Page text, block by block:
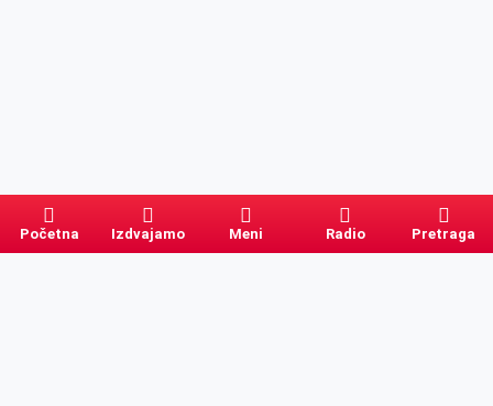
Početna Izdvajamo Meni Radio Pretraga